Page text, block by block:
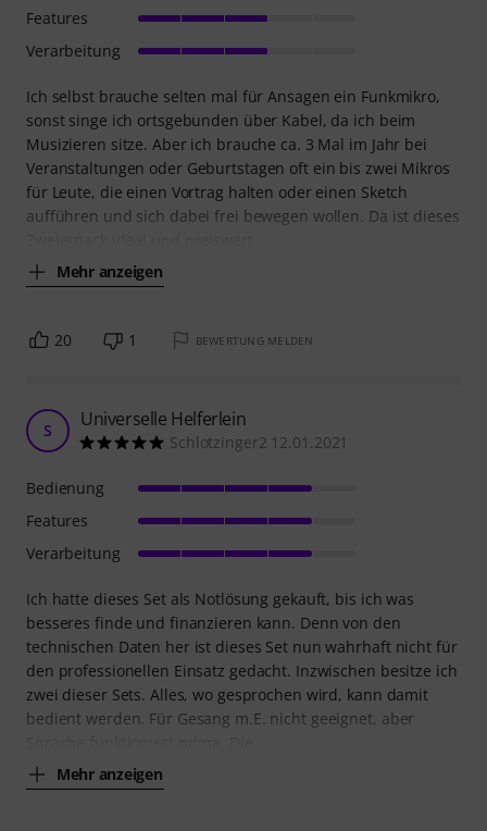
Ich selbst brauche selten mal für Ansagen ein Funkmikro,
sonst singe ich ortsgebunden über Kabel, da ich beim
Musizieren sitze. Aber ich brauche ca. 3 Mal im Jahr bei
Veranstaltungen oder Geburtstagen oft ein bis zwei Mikros
für Leute, die einen Vortrag halten oder einen Sketch
aufführen und sich dabei frei bewegen wollen. Da ist dieses
Mehr anzeigen
Features
Verarbeitung
20 1 BEWERTUNG MELDEN
S Universelle Helferlein
Schlotzinger2 12.01.2021
Ich hatte dieses Set als Notlösung gekauft, bis ich was
besseres finde und finanzieren kann. Denn von den
technischen Daten her ist dieses Set nun wahrhaft nicht für
den professionellen Einsatz gedacht. Inzwischen besitze ich
zwei dieser Sets. Alles, wo gesprochen wird, kann damit
bedient werden. Für Gesang m.E. nicht geeignet, aber
Mehr anzeigen
Bedienung
Features
Verarbeitung